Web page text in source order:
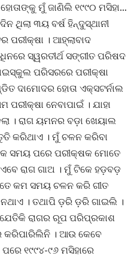
ମୁଁ ଜାଣିଲି ୧୯୯୦ ମସିହା…
ଥିଲା ୩ୟ ବର୍ଷ ହିନ୍ଦୁସ୍ଥାନୀ
ପରୀକ୍ଷା । ଆହ୍ଲାବାଦ
ସ୍ୱରତୀର୍ଥ ସଙ୍ଗୀତ ପରିଷଦ
ପରିସରରେ ପରୀକ୍ଷା
ଦାମୋଦର ହୋତା ଏକ୍ସଟର୍ନାଲ
ନେବାପାଇଁ । ଯାହା
। ରାଗ ୟମନର ବଡ଼ା ଖେୟାଲ
କରିଥାଏ । ମୁଁ ଚଳନ କରିବା
ସମୟ ପରେ ପରୀକ୍ଷକ ମୋତେ
ରାଗ ଗାଅ । ମୁଁ ଟିକେ ହଡ଼ବଡ଼
କମ ସମୟ ଚଳନ କରି ଗୀତ
। ତଥାପି ଡ଼ରି ଡ଼ରି ଗାଇଲି ।
ରାଗର ରୂପ ପରିପ୍ରକାଶ
କରିପାରିଲିନି । ଆଉ କେବେ
୧୯୯୪-୯୬ ମସିହାରେ